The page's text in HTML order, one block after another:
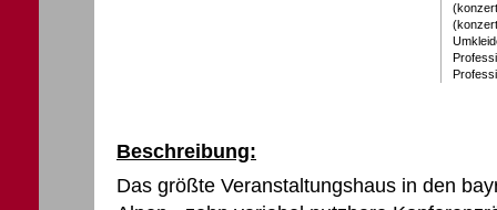
Beschreibung:
Das größte Veranstaltungshaus in den